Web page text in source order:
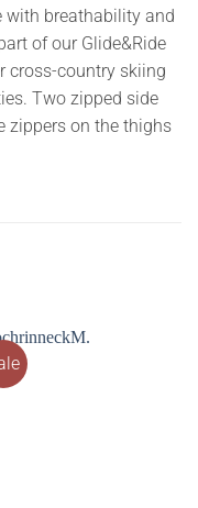
with breathability and
of our Glide&Ride
cross-country skiing
Two zipped side
zippers on the thighs